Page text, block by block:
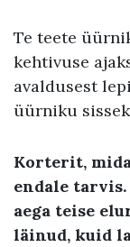
Te teete
kehtivuse
avaldusest
üürniku
Korterit,
endale
aega teise
läinud, kuid